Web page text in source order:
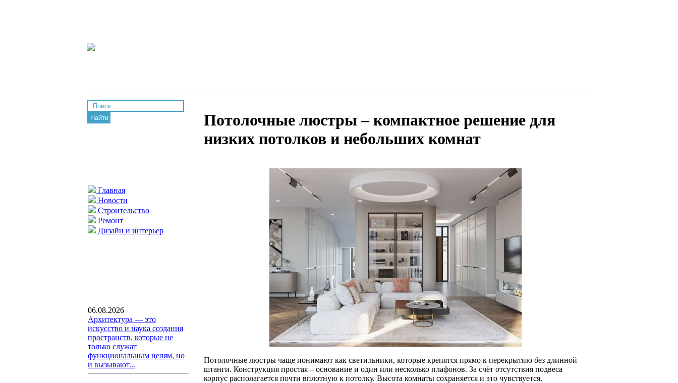
Найти
Главная
Новости
Строительство
Ремонт
Дизайн и интерьер
06.08.2026
Архитектура — это
искусство и наука создания
пространств, которые не
только служат
функциональным целям, но
и вызывают...
Потолочные люстры – компактное решение для
низких потолков и небольших комнат
Потолочные люстры чаще понимают как светильники, которые крепятся прямо к перекрытию без длинной
штанги. Конструкция простая – основание и один или несколько плафонов. За счёт отсутствия подвеса
корпус располагается почти вплотную к потолку. Высота комнаты сохраняется и это чувствуется.